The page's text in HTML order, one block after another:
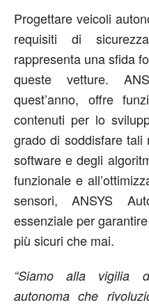
Progettare veicoli
requisiti di
rappresenta una sfida
queste vetture.
quest’anno, offre
contenuti per lo
grado di soddisfare tali
software e degli
funzionale e
sensori, ANSYS
essenziale per
più sicuri che mai.
“Siamo alla vigilia
autonoma che